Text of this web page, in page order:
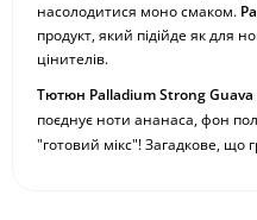
насолодитися моно смаком.
продукт, який підійде як для
цінителів.
Тютюн PalladiumStrongGuava
поєднує ноти ананаса, фон
"готовий мікс"! Загадкове, що